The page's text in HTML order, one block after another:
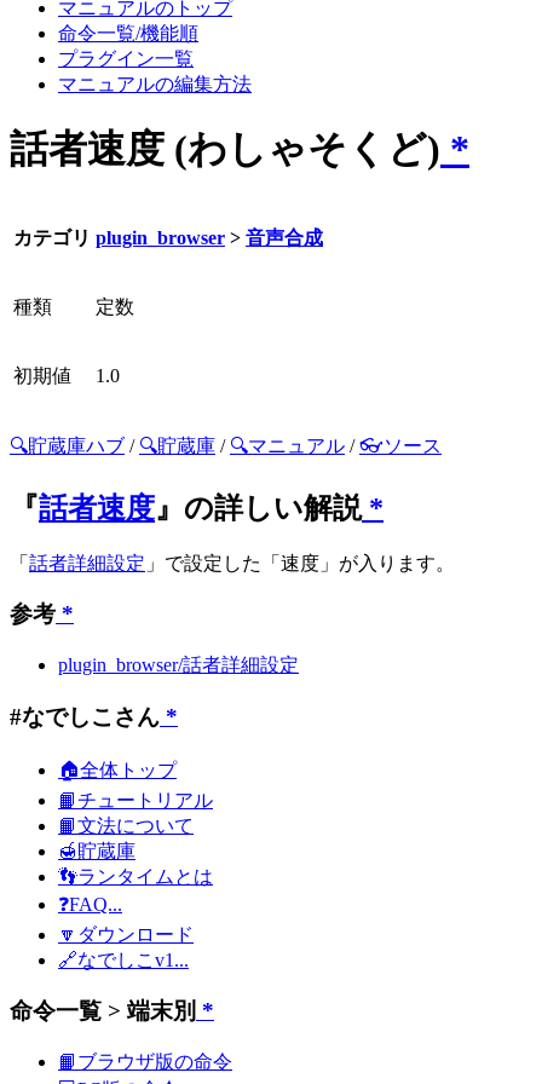
マニュアルのトップ
命令一覧/機能順
プラグイン一覧
マニュアルの編集方法
話者速度 (わしゃそくど) *
カテゴリ plugin_browser > 音声合成
種類 定数
初期値 1.0
🔍貯蔵庫ハブ / 🔍貯蔵庫 / 🔍マニュアル /👓ソース
『話者速度』の詳しい解説*
「 話者詳細設定 」で設定した「速度」が入ります。
参考 *
plugin_browser/話者詳細設定
#なでしこさん *
🏠全体トップ
📙チュートリアル
📙文法について
🍯貯蔵庫
👣ランタイムとは
❓FAQ...
🔽ダウンロード
🔗なでしこv1...
命令一覧 > 端末別 *
📙ブラウザ版の命令